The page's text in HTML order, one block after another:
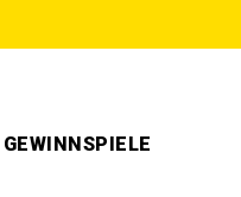
GEWINNSPIELE